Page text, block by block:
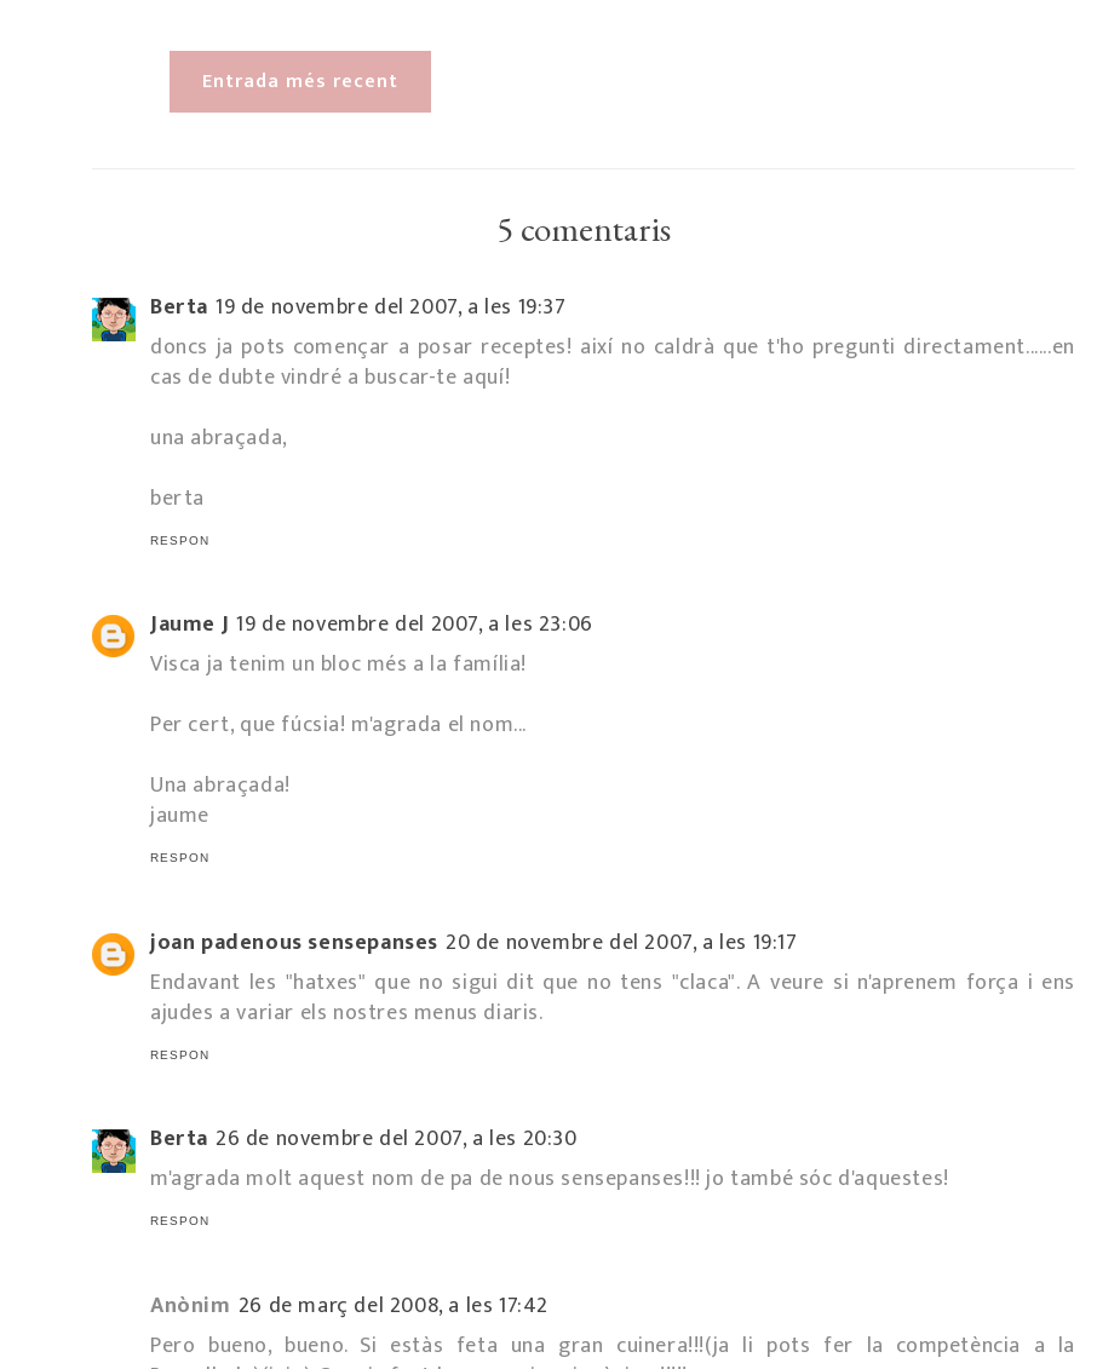
Entrada més recent
5 comentaris
Berta 19 de novembre del 2007, a les 19:37
doncs ja pots començar a posar receptes! així no caldrà que t'ho pregunti directament......en
cas de dubte vindré a buscar-te aquí!
una abraçada,
berta
RESPON
Jaume J 19 de novembre del 2007, a les 23:06
Visca ja tenim un bloc més a la família!
Per cert, que fúcsia! m'agrada el nom...
Una abraçada!
jaume
RESPON
joan padenous sensepanses 20 de novembre del 2007, a les 19:17
Endavant les "hatxes" que no sigui dit que no tens "claca". A veure si n'aprenem força i ens
ajudes a variar els nostres menus diaris.
RESPON
Berta 26 de novembre del 2007, a les 20:30
m'agrada molt aquest nom de pa de nous sensepanses!!! jo també sóc d'aquestes!
RESPON
Anònim 26 de març del 2008, a les 17:42
Pero bueno, bueno. Si estàs feta una gran cuinera!!!(ja li pots fer la competència a la